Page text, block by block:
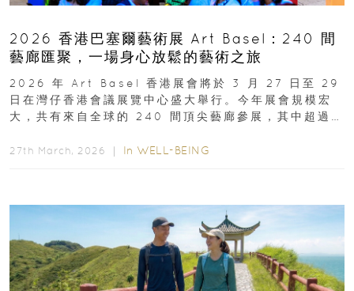
2026 香港巴塞爾藝術展 Art Basel：240 間
藝廊匯聚，一場身心放鬆的藝術之旅
2026 年 Art Basel 香港展會將於 3 月 27 日至 29
日在灣仔香港會議展覽中心盛大舉行。今年展會規模宏
大，共有來自全球的 240 間頂尖藝廊參展，其中超過半
27th March, 2026 ｜ In WELL-BEING